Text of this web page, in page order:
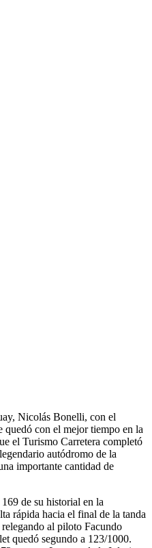
Nicolás Bonelli, con el
con el mejor tiempo en la
el Turismo Carretera completó
autódromo de la
importante cantidad de
de su historial en la
rápida hacia el final de la tanda
al piloto Facundo
quedó segundo a 123/1000.